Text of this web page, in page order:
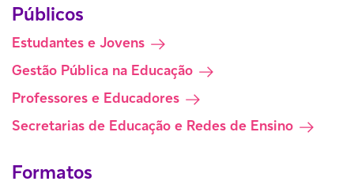
Públicos
Estudantes e Jovens
Gestão Pública na Educação
Professores e Educadores
Secretarias de Educação e Redes de Ensino
Formatos